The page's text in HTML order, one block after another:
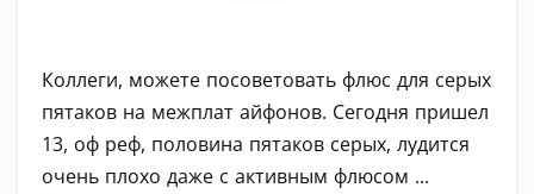
Коллеги, можете посоветовать флюс для серых
пятаков на межплат айфонов. Сегодня пришел
13, оф реф, половина пятаков серых, лудится
очень плохо даже с активным флюсом ...